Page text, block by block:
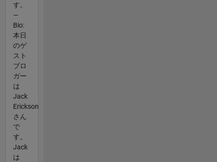
す。
—
Bio:
本日
のゲ
スト
ブロ
ガー
は
Jack
Erickson
さん
で
す。
Jack
は